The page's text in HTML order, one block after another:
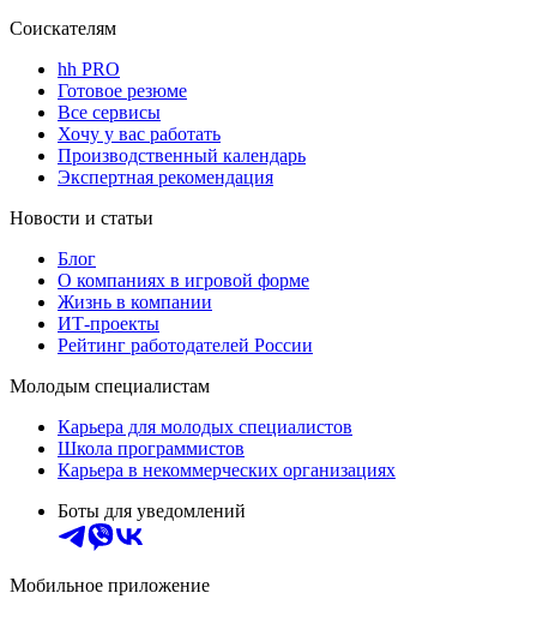
Соискателям
hh PRO
Готовое резюме
Все сервисы
Хочу у вас работать
Производственный календарь
Экспертная рекомендация
Новости и статьи
Блог
О компаниях в игровой форме
Жизнь в компании
ИТ-проекты
Рейтинг работодателей России
Молодым специалистам
Карьера для молодых специалистов
Школа программистов
Карьера в некоммерческих организациях
Боты для уведомлений
Мобильное приложение